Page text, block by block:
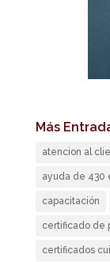
Más
atencion al
ayuda de 430
capacitación
certificado de
certificados